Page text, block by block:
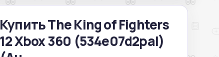
Купить The King of Fighters
12 Xbox 360 (534е07d2pal)